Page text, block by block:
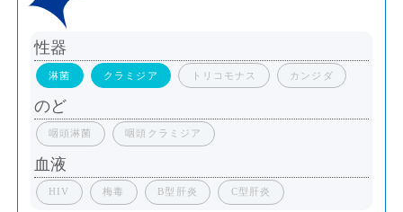
性器
淋菌 クラミジア トリコモナス カンジダ
のど
咽頭淋菌 咽頭クラミジア
血液
HIV 梅毒 B型肝炎 C型肝炎